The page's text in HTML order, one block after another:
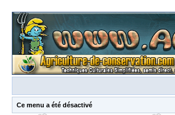
Ce menu a été désactivé